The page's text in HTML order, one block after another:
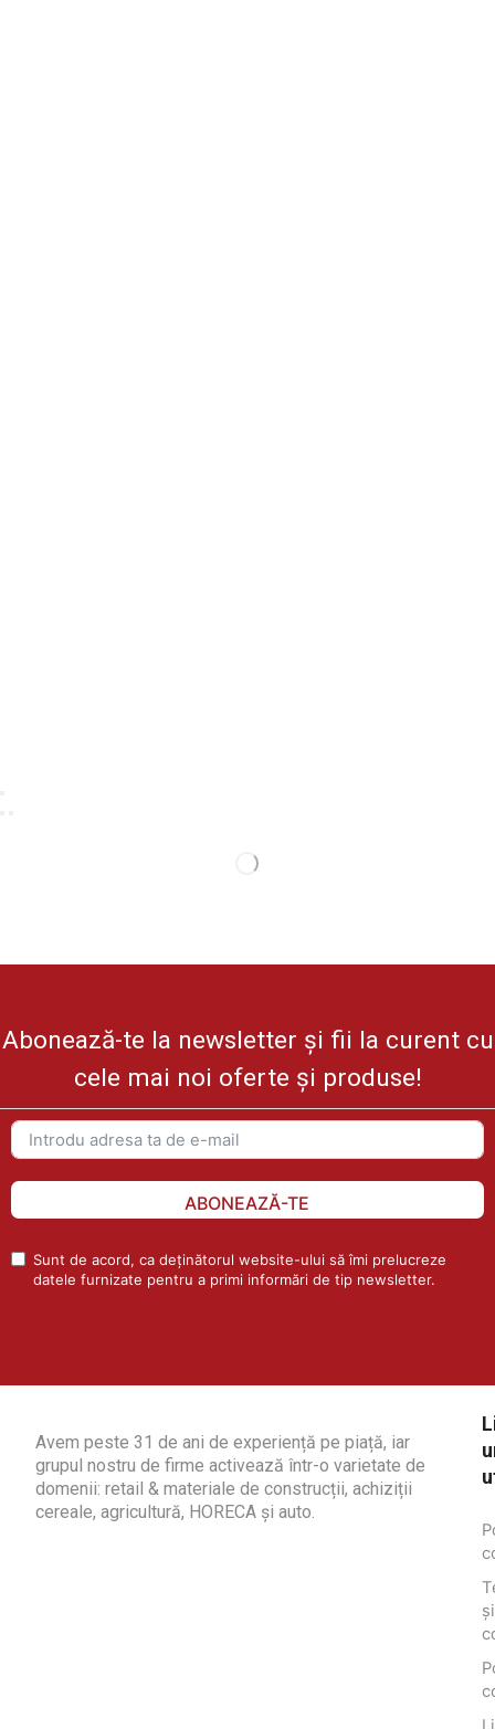
Abonează-te la newsletter și fii la curent cu
cele mai noi oferte și produse!
ABONEAZĂ-TE
Sunt de acord, ca deținătorul website-ului să îmi prelucreze
datele furnizate pentru a primi informări de tip newsletter.
Avem peste 31 de ani de experiență pe piață, iar
grupul nostru de firme activează într-o varietate de
domenii: retail & materiale de construcții, achiziții
cereale, agricultură, HORECA și auto.
și